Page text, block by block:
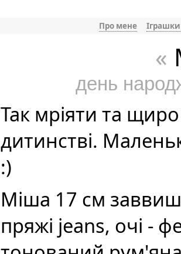
Про мене Іграшки
«
день
Так мріяти та
дитинстві.
:)
Міша 17 см
пряжі jeans, очі -